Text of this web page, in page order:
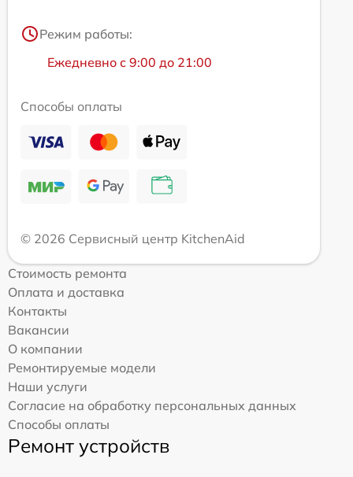
Режим работы:
Ежедневно с 9:00 до 21:00
Способы оплаты
© 2026 Сервисный центр KitchenAid
Стоимость ремонта
Оплата и доставка
Контакты
Вакансии
О компании
Ремонтируемые модели
Наши услуги
Согласие на обработку персональных данных
Способы оплаты
Ремонт устройств